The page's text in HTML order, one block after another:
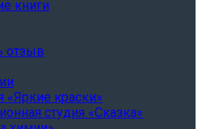
книги
отзыв
«Яркие краски»
студия «Сказка»